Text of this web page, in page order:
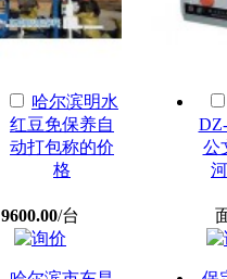
哈尔滨明水
红豆免保养自
动打包称的价
格
9600.00/台
公